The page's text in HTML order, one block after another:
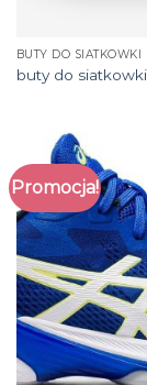
BUTY DO SIATKOWKI
buty do siatkowki
Promocja!